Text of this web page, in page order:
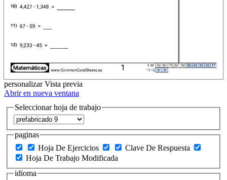
personalizar Vista previa
Abrir en nueva ventana
Seleccionar hoja de trabajo
paginas
Hoja De Ejercicios
Clave De Respuesta
Hoja De Trabajo Modificada
idioma